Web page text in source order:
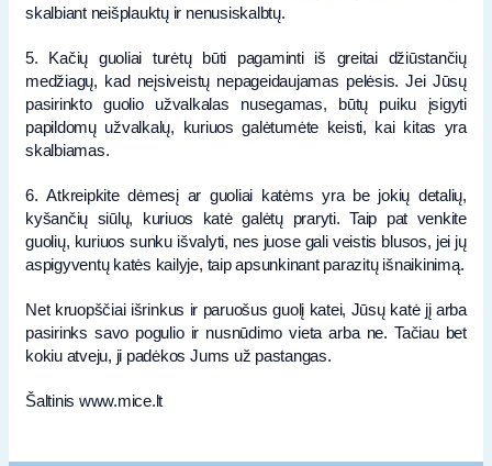
skalbiant neišplauktų ir nenusiskalbtų.
5. Kačių guoliai turėtų būti pagaminti iš greitai džiūstančių
medžiagų, kad neįsiveistų nepageidaujamas pelėsis. Jei Jūsų
pasirinkto guolio užvalkalas nusegamas, būtų puiku įsigyti
papildomų užvalkalų, kuriuos galėtumėte keisti, kai kitas yra
skalbiamas.
6. Atkreipkite dėmesį ar guoliai katėms yra be jokių detalių,
kyšančių siūlų, kuriuos katė galėtų praryti. Taip pat venkite
guolių, kuriuos sunku išvalyti, nes juose gali veistis blusos, jei jų
aspigyventų katės kailyje, taip apsunkinant parazitų išnaikinimą.
Net kruopščiai išrinkus ir paruošus guolį katei, Jūsų katė jį arba
pasirinks savo pogulio ir nusnūdimo vieta arba ne. Tačiau bet
kokiu atveju, ji padėkos Jums už pastangas.
Šaltinis www.mice.lt